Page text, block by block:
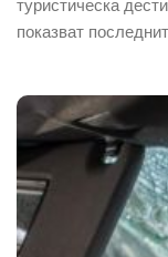
туристическа
показват